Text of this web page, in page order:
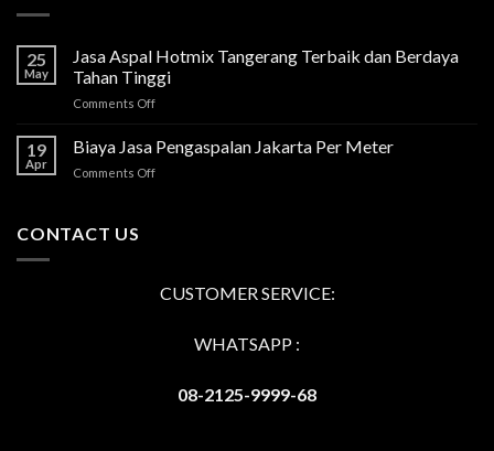
25
May
Jasa Aspal Hotmix Tangerang Terbaik dan Berdaya
Tahan Tinggi
Comments Offon
Aspal
Hotmix
Tangerang
19
Apr
Biaya Jasa Pengaspalan Jakarta Per Meter
Comments Offon
CONTACT US
CUSTOMER SERVICE:
WHATSAPP :
08-2125-9999-68